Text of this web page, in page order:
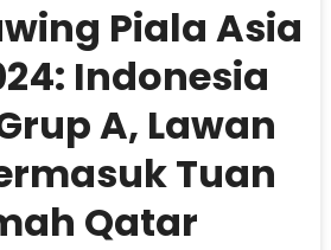
Piala Asia
Indonesia
A, Lawan
Tuan
Qatar